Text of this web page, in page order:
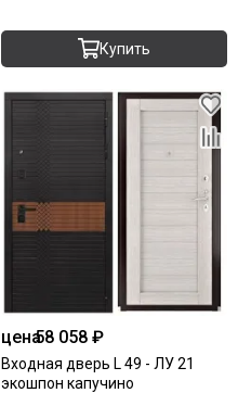
Купить
цена58 058 ₽
Входная дверь L 49 - ЛУ 21
экошпон капучино